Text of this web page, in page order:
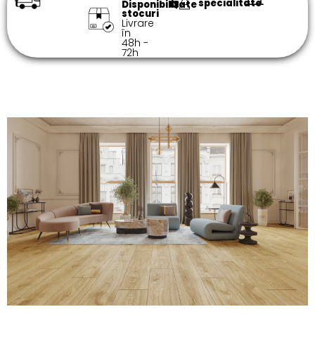
Disponibilitate
stocuri
Livrare
în
48h -
72h​
specialitate​